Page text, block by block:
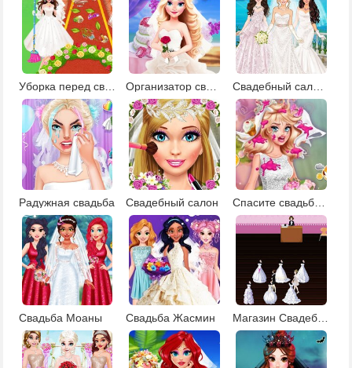
Уборка перед свадьбой Организатор свадьбы Эльзы Свадебный салон 2
Радужная свадьба Свадебный салон Спасите свадьбу Барби
Свадьба Моаны Свадьба Жасмин Магазин Свадебных платьев